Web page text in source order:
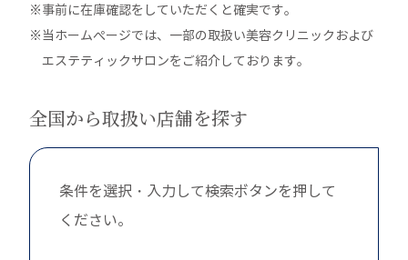
※事前に在庫確認をしていただくと確実です。
※当ホームぺージでは、一部の取扱い美容クリニックおよび
エステティックサロンをご紹介しております。
全国から取扱い店舗を探す
条件を選択・入力して検索ボタンを押して
ください。